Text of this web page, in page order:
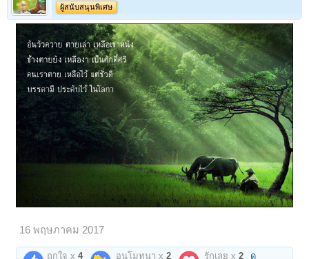
ผู้สนับสนุนพิเศษ
16 พฤษภาคม 2017
ถูกใจ x4 อนุโมทนา x2 รักเลย x2 ดู